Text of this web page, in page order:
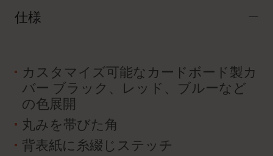
仕様
カスタマイズ可能なカードボード製カ
バー ブラック、レッド、ブルーなど
の色展開
丸みを帯びた角
背表紙に糸綴じステッチ